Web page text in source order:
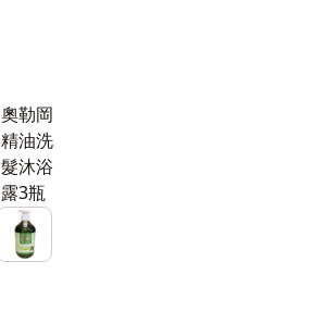
奧勒岡
精油洗
髮沐浴
露3瓶